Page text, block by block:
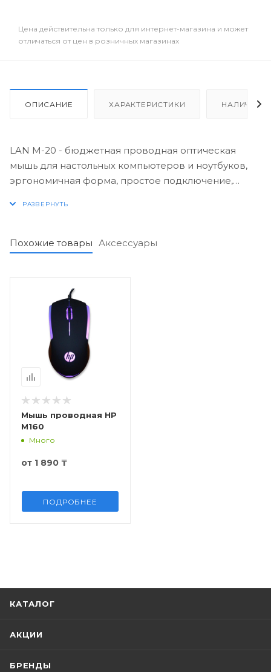
Цена действительна только для интернет-магазина и может
отличаться от цен в розничных магазинах
ОПИСАНИЕ ХАРАКТЕРИСТИКИ НАЛИЧИЕ
LAN M-20 - бюджетная проводная оптическая
мышь для настольных компьютеров и ноутбуков,
эргономичная форма, простое подключение,
Похожие товары Аксессуары
Мышь проводная HP
M160
Много
от 1 890 ₸
ПОДРОБНЕЕ
КАТАЛОГ
АКЦИИ
БРЕНДЫ